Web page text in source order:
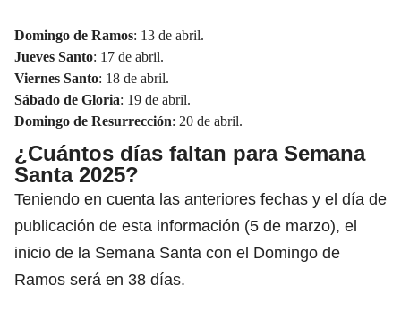
Domingo de Ramos: 13 de abril.
Jueves Santo: 17 de abril.
Viernes Santo: 18 de abril.
Sábado de Gloria: 19 de abril.
Domingo de Resurrección: 20 de abril.
¿Cuántos días faltan para Semana
Santa 2025?
Teniendo en cuenta las anteriores fechas y el día de
publicación de esta información (5 de marzo), el
inicio de la Semana Santa con el Domingo de
Ramos será en 38 días.